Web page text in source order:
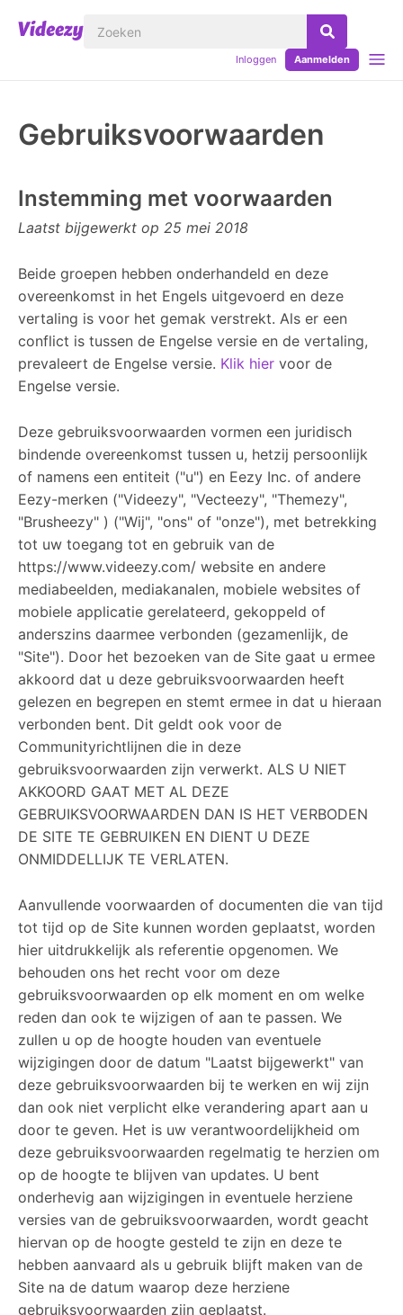
Inloggen Aanmelden
Gebruiksvoorwaarden
Instemming met voorwaarden
Laatst bijgewerkt op 25 mei 2018
Beide groepen hebben onderhandeld en deze
overeenkomst in het Engels uitgevoerd en deze
vertaling is voor het gemak verstrekt. Als er een
conflict is tussen de Engelse versie en de vertaling,
prevaleert de Engelse versie. Klik hier voor de
Engelse versie.
Deze gebruiksvoorwaarden vormen een juridisch
bindende overeenkomst tussen u, hetzij persoonlijk
of namens een entiteit ("u") en Eezy Inc. of andere
Eezy-merken ("Videezy", "Vecteezy", "Themezy",
"Brusheezy" ) ("Wij", "ons" of "onze"), met betrekking
tot uw toegang tot en gebruik van de
https://www.videezy.com/ website en andere
mediabeelden, mediakanalen, mobiele websites of
mobiele applicatie gerelateerd, gekoppeld of
anderszins daarmee verbonden (gezamenlijk, de
"Site"). Door het bezoeken van de Site gaat u ermee
akkoord dat u deze gebruiksvoorwaarden heeft
gelezen en begrepen en stemt ermee in dat u hieraan
verbonden bent. Dit geldt ook voor de
Communityrichtlijnen die in deze
gebruiksvoorwaarden zijn verwerkt. ALS U NIET
AKKOORD GAAT MET AL DEZE
GEBRUIKSVOORWAARDEN DAN IS HET VERBODEN
DE SITE TE GEBRUIKEN EN DIENT U DEZE
ONMIDDELLIJK TE VERLATEN.
Aanvullende voorwaarden of documenten die van tijd
tot tijd op de Site kunnen worden geplaatst, worden
hier uitdrukkelijk als referentie opgenomen. We
behouden ons het recht voor om deze
gebruiksvoorwaarden op elk moment en om welke
reden dan ook te wijzigen of aan te passen. We
zullen u op de hoogte houden van eventuele
wijzigingen door de datum "Laatst bijgewerkt" van
deze gebruiksvoorwaarden bij te werken en wij zijn
dan ook niet verplicht elke verandering apart aan u
door te geven. Het is uw verantwoordelijkheid om
deze gebruiksvoorwaarden regelmatig te herzien om
op de hoogte te blijven van updates. U bent
onderhevig aan wijzigingen in eventuele herziene
versies van de gebruiksvoorwaarden, wordt geacht
hiervan op de hoogte gesteld te zijn en deze te
hebben aanvaard als u gebruik blijft maken van de
Site na de datum waarop deze herziene
gebruiksvoorwaarden zijn geplaatst.